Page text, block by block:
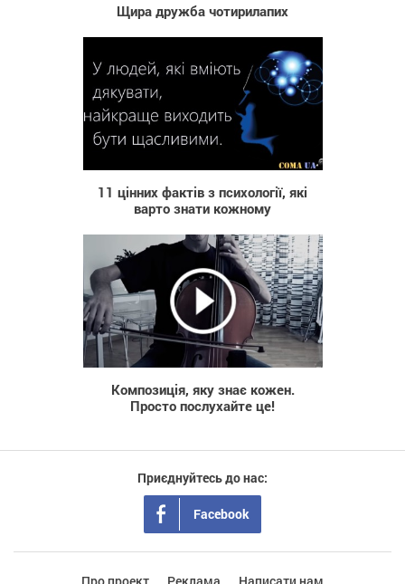
Щира дружба чотирилапих
132 974
11 цінних фактів з психології, які
варто знати кожному
528
Композиція, яку знає кожен.
Просто послухайте це!
Приєднуйтесь до нас:
Facebook